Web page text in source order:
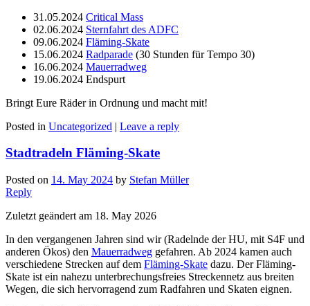
31.05.2024 Critical Mass
02.06.2024 Sternfahrt des ADFC
09.06.2024 Fläming-Skate
15.06.2024 Radparade (30 Stunden für Tempo 30)
16.06.2024 Mauerradweg
19.06.2024 Endspurt
Bringt Eure Räder in Ordnung und macht mit!
Posted in Uncategorized | Leave a reply
Stadtradeln Fläming-Skate
Posted on 14. May 2024 by Stefan Müller
Reply
Zuletzt geändert am 18. May 2026
In den vergangenen Jahren sind wir (Radelnde der HU, mit S4F und
anderen Ökos) den Mauerradweg gefahren. Ab 2024 kamen auch
verschiedene Strecken auf dem Fläming-Skate dazu. Der Fläming-
Skate ist ein nahezu unterbrechungsfreies Streckennetz aus breiten
Wegen, die sich hervorragend zum Radfahren und Skaten eignen.